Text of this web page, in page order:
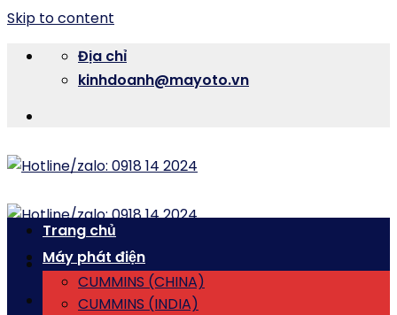
Skip to content
Địa chỉ
kinhdoanh@mayoto.vn
Trang chủ
Máy phát điện
CUMMINS (CHINA)
CUMMINS (INDIA)